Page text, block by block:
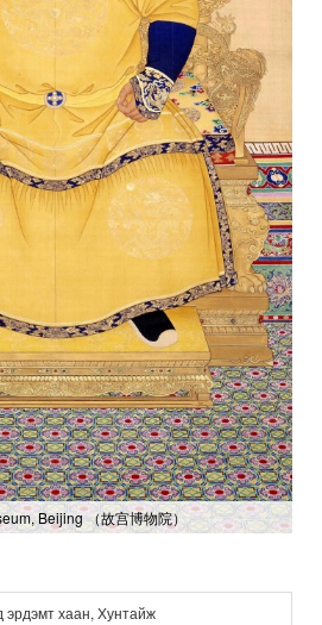
Beijing （故宫博物院）
эрдэмт хаан, Хунтайж